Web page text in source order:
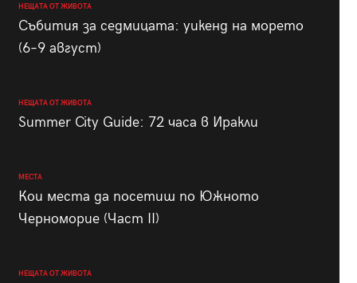
НЕЩАТА ОТ ЖИВОТА
Събития за седмицата: уикенд на морето
(6–9 август)
НЕЩАТА ОТ ЖИВОТА
Summer City Guide: 72 часа в Иракли
МЕСТА
Кои места да посетиш по Южното
Черноморие (Част II)
НЕЩАТА ОТ ЖИВОТА